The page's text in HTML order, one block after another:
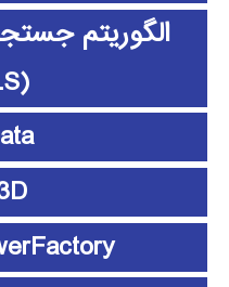
الگوریتم
(GELS)